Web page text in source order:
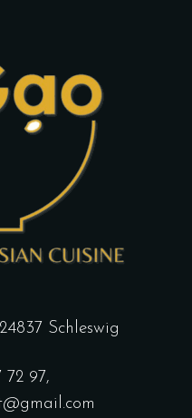
Schleswig
72 97,